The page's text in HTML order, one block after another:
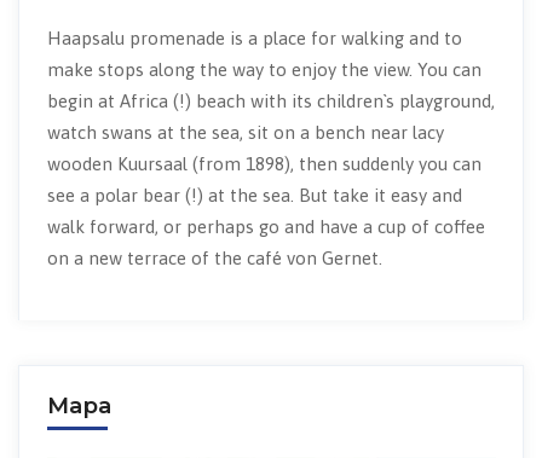
Haapsalu promenade is a place for walking and to
make stops along the way to enjoy the view. You can
begin at Africa (!) beach with its children`s playground,
watch swans at the sea, sit on a bench near lacy
wooden Kuursaal (from 1898), then suddenly you can
see a polar bear (!) at the sea. But take it easy and
walk forward, or perhaps go and have a cup of coffee
on a new terrace of the café von Gernet.
Mapa